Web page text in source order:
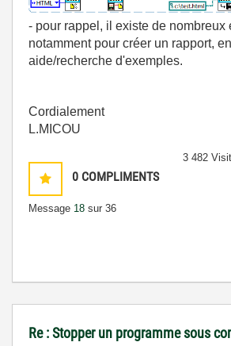
- pour rappel, il existe de nombreux
notamment pour créer un rapport,
aide/recherche d'exemples.
Cordialement
L.MICOU
0 COMPLIMENTS
Message 18 sur 36
3 482
Re : Stopper un programme sous